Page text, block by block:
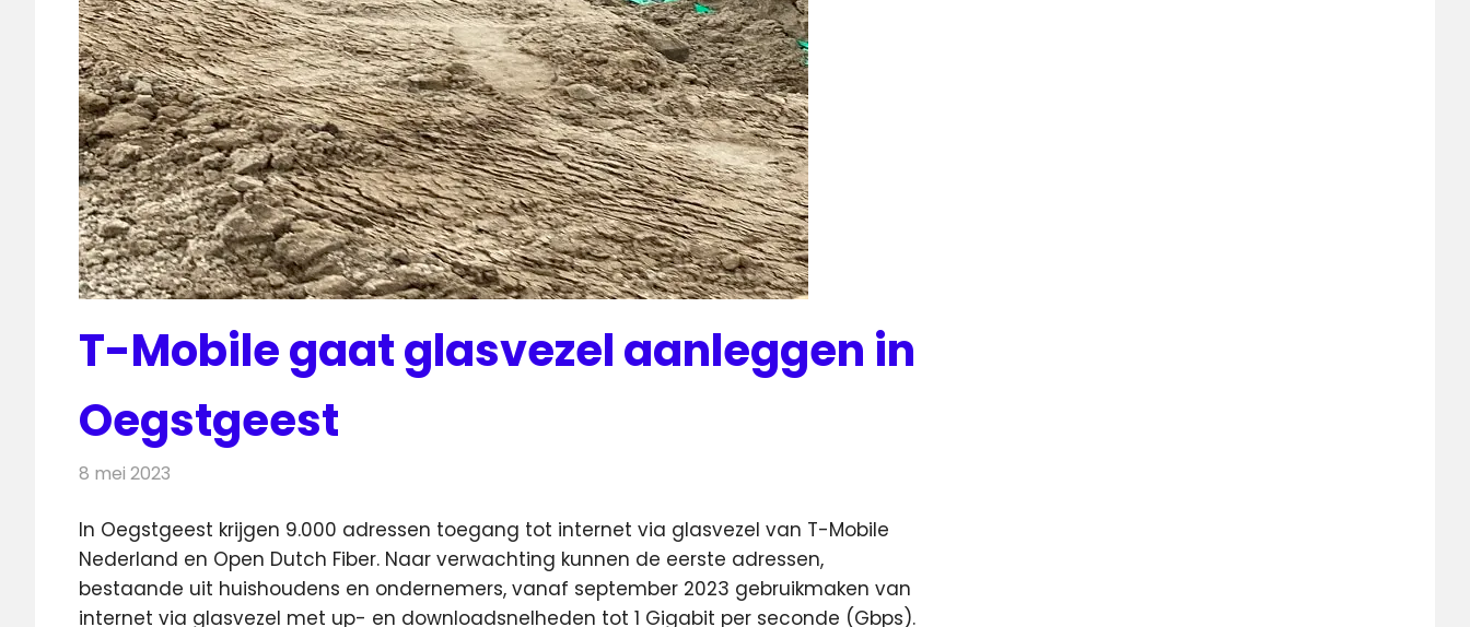
T-Mobile gaat glasvezel aanleggen in
Oegstgeest
8 mei 2023
In Oegstgeest krijgen 9.000 adressen toegang tot internet via glasvezel van T-Mobile
Nederland en Open Dutch Fiber. Naar verwachting kunnen de eerste adressen,
bestaande uit huishoudens en ondernemers, vanaf september 2023 gebruikmaken van
internet via glasvezel met up- en downloadsnelheden tot 1 Gigabit per seconde (Gbps).